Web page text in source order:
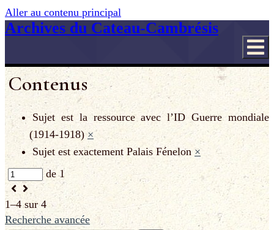
Aller au contenu principal
Archives du Cateau-Cambrésis
Contenus
Sujet est la ressource avec l’ID Guerre mondiale
(1914-1918) ×
Sujet est exactement Palais Fénelon ×
de 1
1–4 sur 4
Recherche avancée